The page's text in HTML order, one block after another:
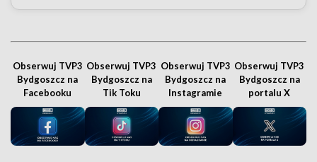
Obserwuj TVP3
Bydgoszcz na
Facebooku
Obserwuj TVP3
Bydgoszcz na
Tik Toku
Obserwuj TVP3
Bydgoszcz na
Instagramie
Obserwuj TVP3
Bydgoszcz na
portalu X